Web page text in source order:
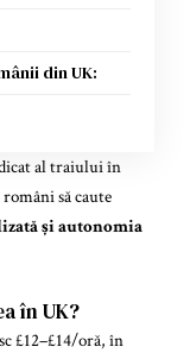
din UK:
al traiului în
să caute
și autonomia
în UK?
£12–£14/oră, în